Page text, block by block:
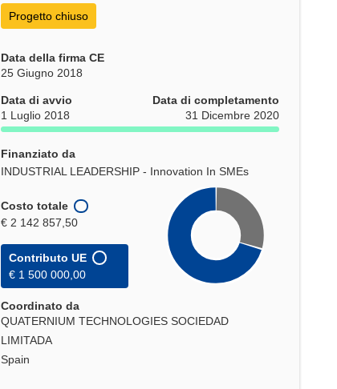
Progetto chiuso
Data della firma CE
25 Giugno 2018
Data di avvio
1 Luglio 2018
Data di completamento
31 Dicembre 2020
Finanziato da
INDUSTRIAL LEADERSHIP - Innovation In SMEs
Costo totale
€ 2 142 857,50
Contributo UE
€ 1 500 000,00
Coordinato da
QUATERNIUM TECHNOLOGIES SOCIEDAD
LIMITADA
Spain